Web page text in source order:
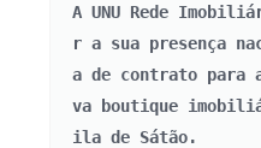
A UNU Rede
r a sua presença
a de contrato para
va boutique
ila de Sátão.